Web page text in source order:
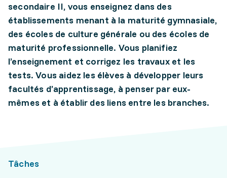
secondaire II, vous enseignez dans des
établissements menant à la maturité gymnasiale,
des écoles de culture générale ou des écoles de
maturité professionnelle. Vous planifiez
l’enseignement et corrigez les travaux et les
tests. Vous aidez les élèves à développer leurs
facultés d’apprentissage, à penser par eux-
mêmes et à établir des liens entre les branches.
Tâches